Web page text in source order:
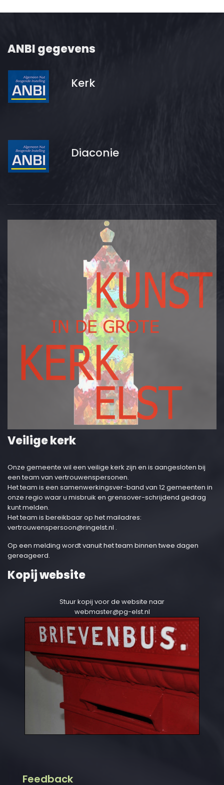
ANBI gegevens
Kerk
Diaconie
Veilige kerk
Onze gemeente wil een veilige kerk zijn en is aangesloten bij
een team van vertrouwenspersonen.
Het team is een samenwerkingsver-band van 12 gemeenten in
onze regio waar u misbruik en grensover-schrijdend gedrag
kunt melden.
Het team is bereikbaar op het mailadres:
vertrouwenspersoon@ringelst.nl .
Op een melding wordt vanuit het team binnen twee dagen
gereageerd.
Kopij website
Stuur kopij voor de website naar
webmaster@pg-elst.nl
Feedback